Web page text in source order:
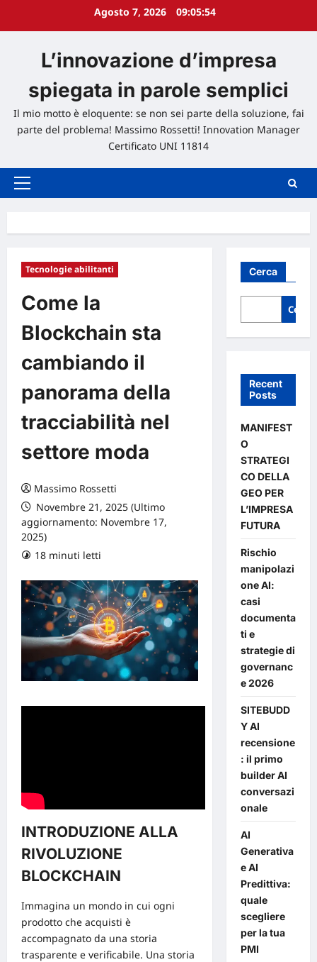
Agosto 7, 2026 09:05:55
L’innovazione d’impresa
spiegata in parole semplici
Il mio motto è eloquente: se non sei parte della soluzione, fai
parte del problema! Massimo Rossetti! Innovation Manager
Certificato UNI 11814
Menu
Tecnologie abilitanti
Come la
Blockchain sta
cambiando il
panorama della
tracciabilità nel
settore moda
Massimo Rossetti
Novembre 21, 2025 (Ultimo
aggiornamento: Novembre 17,
2025)
18 minuti letti
INTRODUZIONE ALLA
RIVOLUZIONE
BLOCKCHAIN
Immagina un mondo in cui ogni
prodotto che acquisti è
accompagnato da una storia
trasparente e verificabile. Una storia
Cerca
Cerca
Recent
Posts
MANIFEST
O
STRATEGI
CO DELLA
GEO PER
L’IMPRESA
FUTURA
Rischio
manipolazi
one AI:
casi
documenta
ti e
strategie di
governanc
e 2026
SITEBUDD
Y AI
recensione
: il primo
builder AI
conversazi
onale
AI
Generativa
e AI
Predittiva:
quale
scegliere
per la tua
PMI